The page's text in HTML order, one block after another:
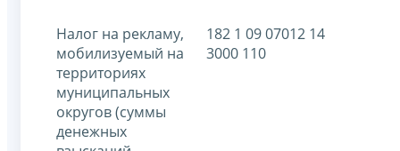
Налог на рекламу,
мобилизуемый на
территориях
муниципальных
округов (суммы
денежных
182 1 09 07012 14
3000 110